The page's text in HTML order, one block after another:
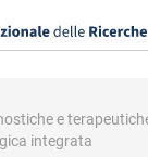
e
integrata